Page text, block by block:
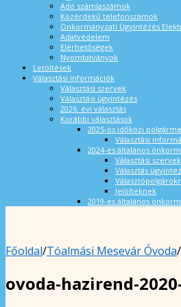
Adó számlaszámok
Közérdekű telefonszámok
Önkormányzati Ügyintézés
Adatvédelem
Elérhetőségek
Nyomtatványok
Letöltések
Választási információk
Választási szervek
Választási ügyintézés
2026. évi választás
Korábbi választások
2025-ös időközi
Választási
2024-es általános
Választási szervek
Választás
Jelölteknek
2019-es általános
Főoldal/Tóalmási Mesevár Óvoda/
ovoda-hazirend-